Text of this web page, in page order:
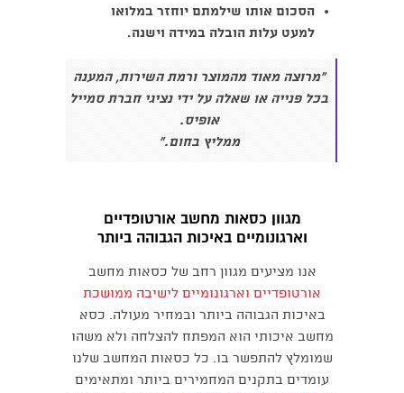
הסכום אותו שילמתם יוחזר במלואו
למעט עלות הובלה במידה וישנה.
"מרוצה מאוד מהמוצר ורמת השירות, המענה
בכל פנייה או שאלה על ידי נציגי חברת סמייל
אופיס.
ממליץ בחום.
"
מגוון כסאות מחשב אורטופדיים
וארגונומיים באיכות הגבוהה ביותר
אנו מציעים מגוון רחב של כסאות מחשב
אורטופדיים וארגונומיים לישיבה ממושכת
באיכות הגבוהה ביותר ובמחיר מעולה. כסא
מחשב איכותי הוא המפתח להצלחה ולא משהו
שמומלץ להתפשר בו. כל כסאות המחשב שלנו
עומדים בתקנים המחמירים ביותר ומתאימים